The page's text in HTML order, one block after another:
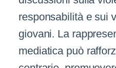
responsabilità e sui
giovani. La
mediatica può